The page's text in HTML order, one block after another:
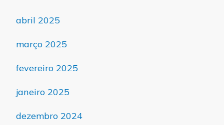
abril 2025
março 2025
fevereiro 2025
janeiro 2025
dezembro 2024